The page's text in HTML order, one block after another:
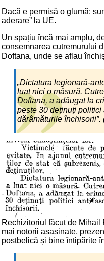
Dacă e permisă o glumă:
aderare” la UE.
Un spațiu încă mai amplu,
consemnarea cutremurului
Doftana, unde se aflau
„Dictatura legionară-
luat nici o măsură.
Doftana, a adăugat la
peste 30 deținuți
dărâmăturile închisorii”.
Rechizitoriul făcut de
mai notorii asasinate,
postbelică și bine întipărite